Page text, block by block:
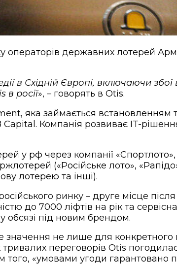
операторів державних лотерей
в Східній Європі, включаючи
в росії», – говорять в Otis.
яка займається встановленням
Компанія розвиває IT-
у рф через компанії «Спортлото»,
(«Російське лото»,
лотерею та інші).
ринку – друге місце
до 7000 ліфтів на рік та
обсязі під новим брендом.
не лише для конкретного
переговорів Otis
того, «умовами угоди